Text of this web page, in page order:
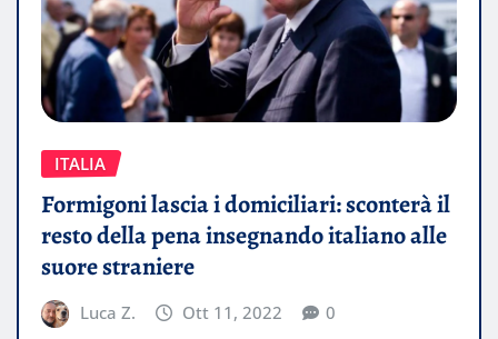
ITALIA
Formigoni lascia i domiciliari: sconterà il
resto della pena insegnando italiano alle
suore straniere
Luca Z. Ott 11, 2022 0